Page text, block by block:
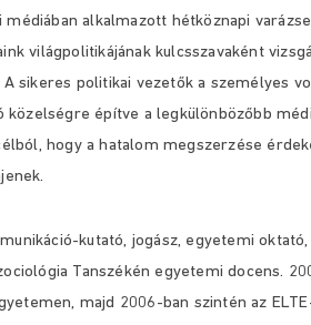
médiában alkalmazott hétköznapi
világpolitikájának kulcsszavaként
A sikeres politikai vezetők a személyes
közelségre építve a legkülönbözőbb
hogy a hatalom megszerzése
kutató, jogász, egyetemi
Tanszékén egyetemi docens.
majd 2006-ban szintén az